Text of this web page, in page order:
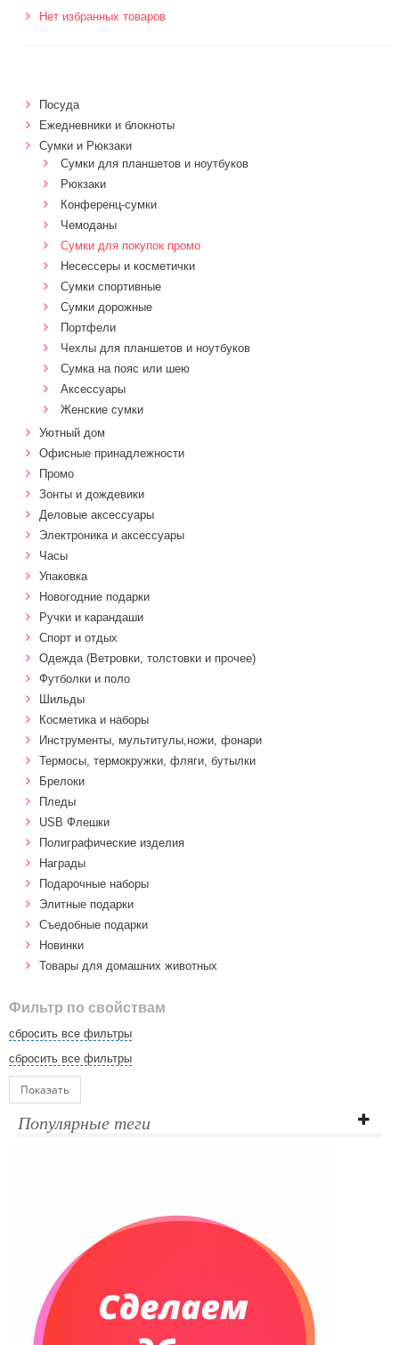
Нет избранных товаров
Посуда
Ежедневники и блокноты
Сумки и Рюкзаки
Сумки для планшетов и ноутбуков
Рюкзаки
Конференц-сумки
Чемоданы
Сумки для покупок промо
Несессеры и косметички
Сумки спортивные
Сумки дорожные
Портфели
Чехлы для планшетов и ноутбуков
Сумка на пояс или шею
Аксессуары
Женские сумки
Уютный дом
Офисные принадлежности
Промо
Зонты и дождевики
Деловые аксессуары
Электроника и аксессуары
Часы
Упаковка
Новогодние подарки
Ручки и карандаши
Спорт и отдых
Одежда (Ветровки, толстовки и прочее)
Футболки и поло
Шильды
Косметика и наборы
Инструменты, мультитулы,ножи, фонари
Термосы, термокружки, фляги, бутылки
Брелоки
Пледы
USB Флешки
Полиграфические изделия
Награды
Подарочные наборы
Элитные подарки
Cъедобные подарки
Новинки
Товары для домашних животных
Фильтр по свойствам
сбросить все фильтры
сбросить все фильтры
Показать
Популярные теги